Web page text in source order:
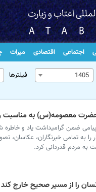
اجتماعی اقتصادی میراث
1405 فیلترها
معصومه(س) به مناسبت
ضمن گرامیداشت یاد و
را به تمامی خبرنگاران،
مردم قدردانی کرد.
را از مسیر صحیح خارج کند